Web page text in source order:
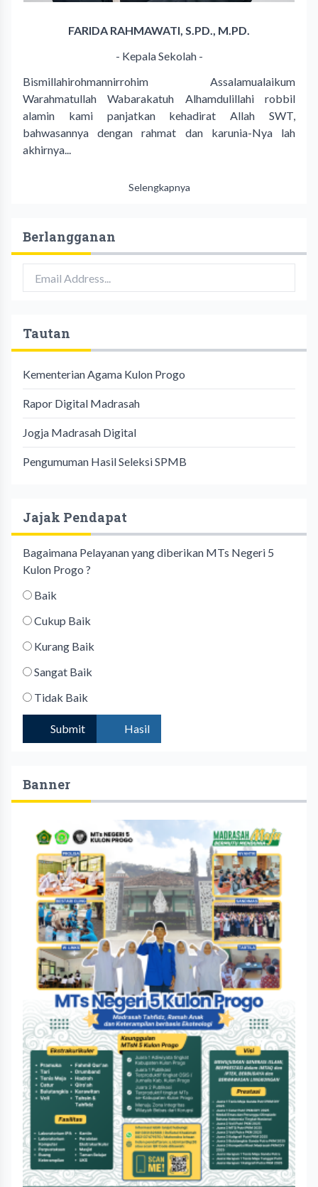
FARIDA RAHMAWATI, S.PD., M.PD.
- Kepala Sekolah -
Bismillahirohmannirrohim Assalamualaikum
Warahmatullah Wabarakatuh Alhamdulillahi robbil
alamin kami panjatkan kehadirat Allah SWT,
bahwasannya dengan rahmat dan karunia-Nya lah
akhirnya...
Selengkapnya
Berlangganan
Tautan
Kementerian Agama Kulon Progo
Rapor Digital Madrasah
Jogja Madrasah Digital
Pengumuman Hasil Seleksi SPMB
Jajak Pendapat
Bagaimana Pelayanan yang diberikan MTs Negeri 5
Kulon Progo ?
Baik
Cukup Baik
Kurang Baik
Sangat Baik
Tidak Baik
Submit Hasil
Banner